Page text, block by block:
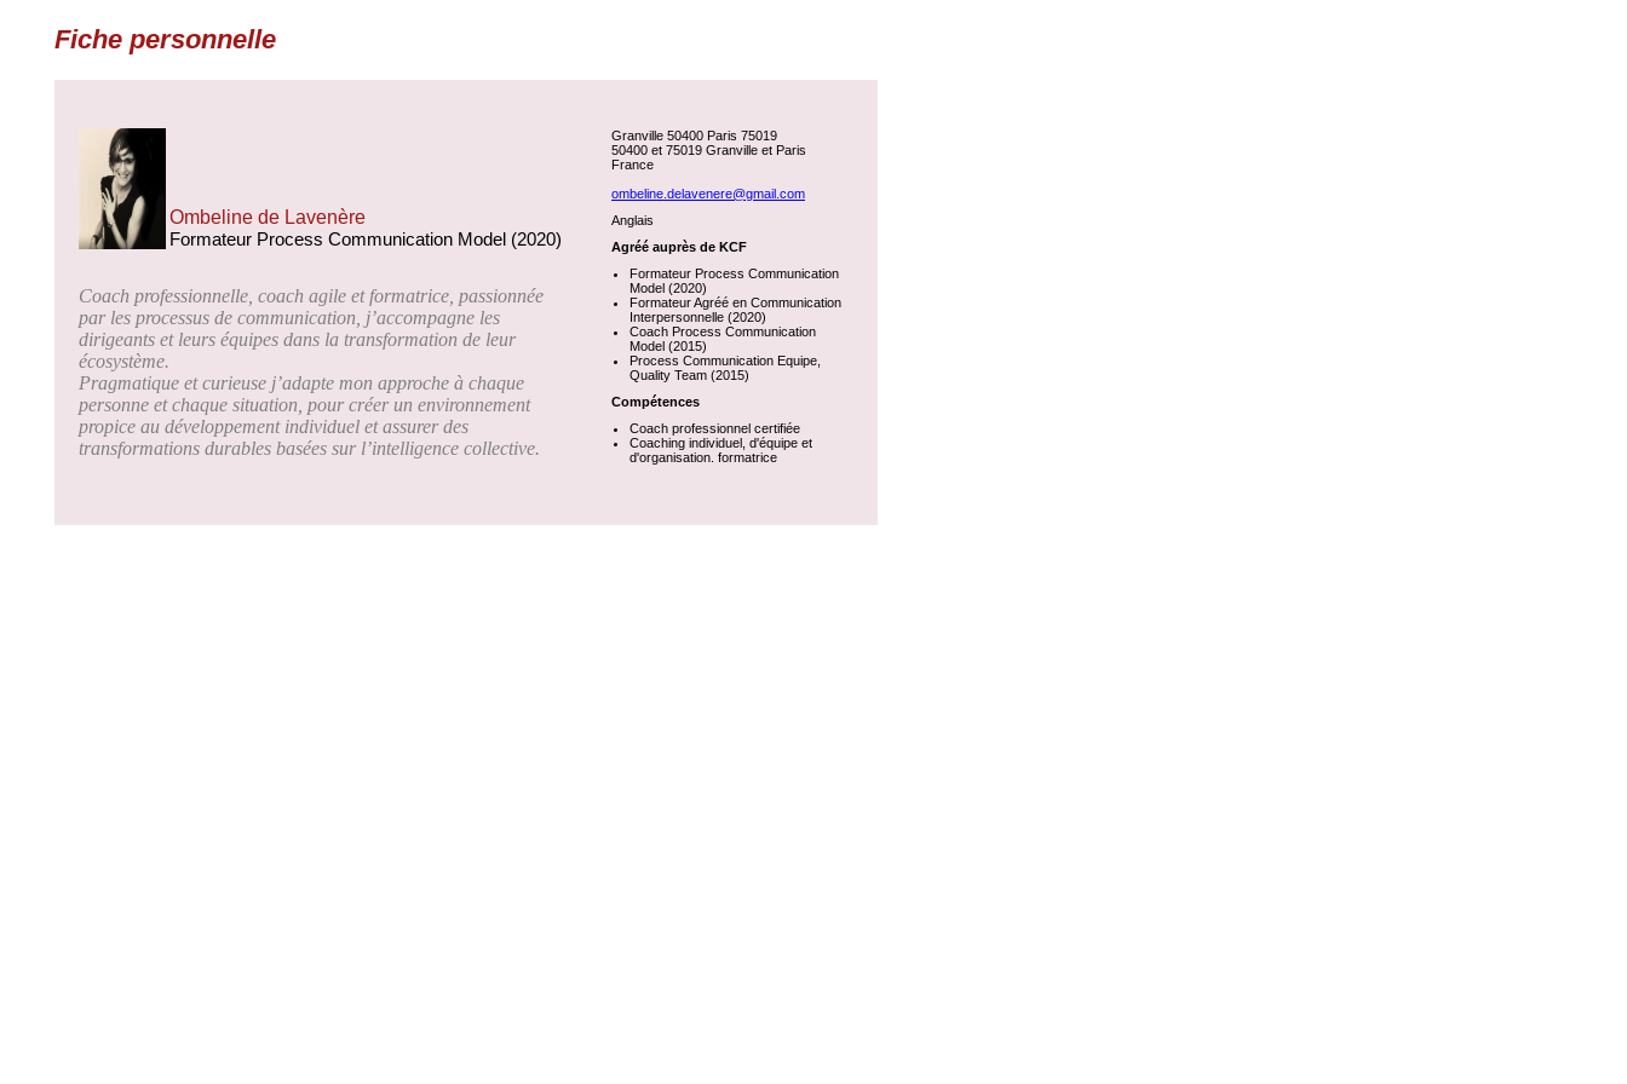
Fiche personnelle
Ombeline de Lavenère
Formateur Process Communication Model (2020)
Coach professionnelle, coach agile et formatrice, passionnée
par les processus de communication, j’accompagne les
dirigeants et leurs équipes dans la transformation de leur
écosystème.
Pragmatique et curieuse j’adapte mon approche à chaque
personne et chaque situation, pour créer un environnement
propice au développement individuel et assurer des
transformations durables basées sur l’intelligence collective.
Granville 50400 Paris 75019
50400 et 75019 Granville et Paris
France
ombeline.delavenere@gmail.com
Anglais
Agréé auprès de KCF
Formateur Process Communication
Model (2020)
Formateur Agréé en Communication
Interpersonnelle (2020)
Coach Process Communication
Model (2015)
Process Communication Equipe,
Quality Team (2015)
Compétences
Coach professionnel certifiée
Coaching individuel, d'équipe et
d'organisation. formatrice